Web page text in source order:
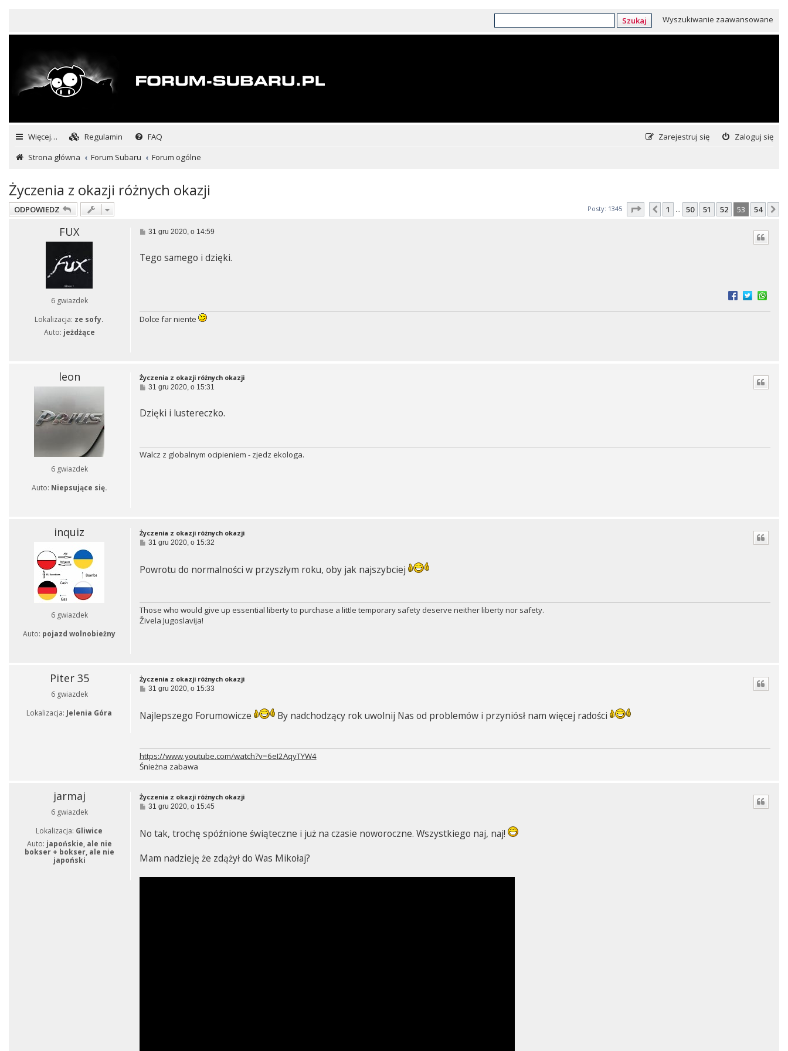
Szukaj Wyszukiwanie zaawansowane
Więcej… Regulamin FAQ Zaloguj się
Zarejestruj się
Strona główna
Forum Subaru Forum ogólne
Życzenia z okazji różnych okazji
ODPOWIEDZ Posty: 1345 Strona53z 54
Poprzednia
1 … 50 51 52 53 54
FUX
6 gwiazdek
Lokalizacja: ze sofy.
Auto: jeżdżące
P
t
31 gru 2020, o 14:59
Tego samego i dzięki.
Dolce far niente
leon
6 gwiazdek
Auto: Niepsujące się.
Życzenia z okazji różnych okazji
P
t
31 gru 2020, o 15:31
Dzięki i lustereczko.
Walcz z globalnym ocipieniem - zjedz ekologa.
inquiz
6 gwiazdek
Auto: pojazd wolnobieżny
Życzenia z okazji różnych okazji
P
t
31 gru 2020, o 15:32
Powrotu do normalności w przyszłym roku, oby jak najszybciej
Those who would give up essential liberty to purchase a little temporary safety deserve neither liberty nor safety.
Živela Jugoslavija!
Piter 35
6 gwiazdek
Lokalizacja: Jelenia Góra
Życzenia z okazji różnych okazji
P
t
31 gru 2020, o 15:33
Najlepszego Forumowicze By nadchodzący rok uwolnij Nas od problemów i przyniósł nam więcej radości
https://www.youtube.com/watch?v=6eI2AqyTYW4
Śnieżna zabawa
jarmaj
6 gwiazdek
Lokalizacja: Gliwice
Auto: japońskie, ale nie
bokser + bokser, ale nie
japoński
Życzenia z okazji różnych okazji
P
t
31 gru 2020, o 15:45
No tak, trochę spóźnione świąteczne i już na czasie noworoczne. Wszystkiego naj, naj!
Mam nadzieję że zdążył do Was Mikołaj?